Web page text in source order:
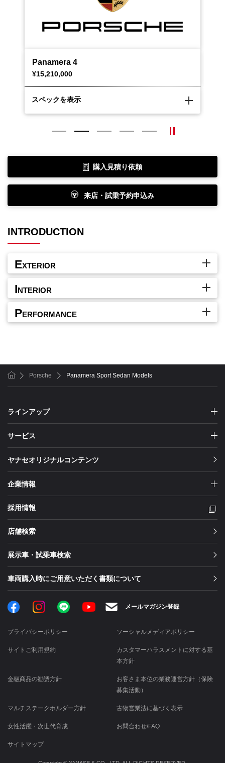
Panamera 4
¥15,210,000
スペックを表示
購入見積り依頼
来店・試乗予約申込み
INTRODUCTION
EXTERIOR
INTERIOR
PERFORMANCE
ホームPorsche Panamera Sport Sedan Models
ラインアップ
サービス
ヤナセオリジナルコンテンツ
企業情報
採用情報
店舗検索
展示車・試乗車検索
車両購入時にご用意いただく書類について
FacebookInstagramLINE YouTube メールマガジン登録
プライバシーポリシー ソーシャルメディアポリシー
サイトご利用規約
カスタマーハラスメントに対する基
本方針
金融商品の勧誘方針
お客さま本位の業務運営方針（保険
募集活動）
マルチステークホルダー方針 古物営業法に基づく表示
女性活躍・次世代育成 お問合わせ/FAQ
サイトマップ